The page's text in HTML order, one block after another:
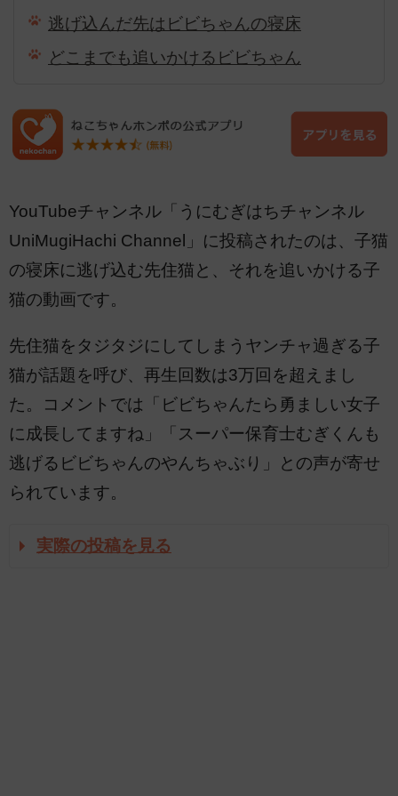
逃げ込んだ先はビビちゃんの寝床
どこまでも追いかけるビビちゃん
YouTubeチャンネル「うにむぎはちチャンネル
UniMugiHachi Channel」に投稿されたのは、子猫
の寝床に逃げ込む先住猫と、それを追いかける子
猫の動画です。
先住猫をタジタジにしてしまうヤンチャ過ぎる子
猫が話題を呼び、再生回数は3万回を超えまし
た。コメントでは「ビビちゃんたら勇ましい女子
に成長してますね」「スーパー保育士むぎくんも
逃げるビビちゃんのやんちゃぶり」との声が寄せ
られています。
実際の投稿を見る